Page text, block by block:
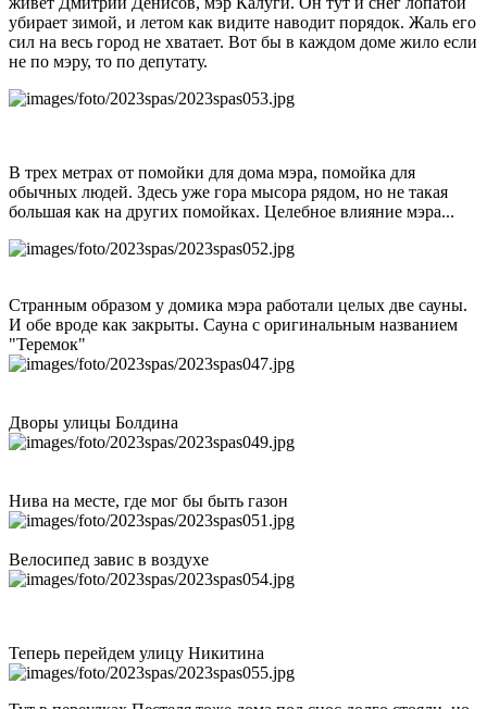
убирает зимой, и летом как видите наводит порядок. Жаль его
сил на весь город не хватает. Вот бы в каждом доме жило если
не по мэру, то по депутату.
В трех метрах от помойки для дома мэра, помойка для
обычных людей. Здесь уже гора мысора рядом, но не такая
большая как на других помойках. Целебное влияние мэра...
Странным образом у домика мэра работали целых две сауны.
И обе вроде как закрыты. Сауна с оригинальным названием
"Теремок"
Дворы улицы Болдина
Нива на месте, где мог бы быть газон
Велосипед завис в воздухе
Теперь перейдем улицу Никитина